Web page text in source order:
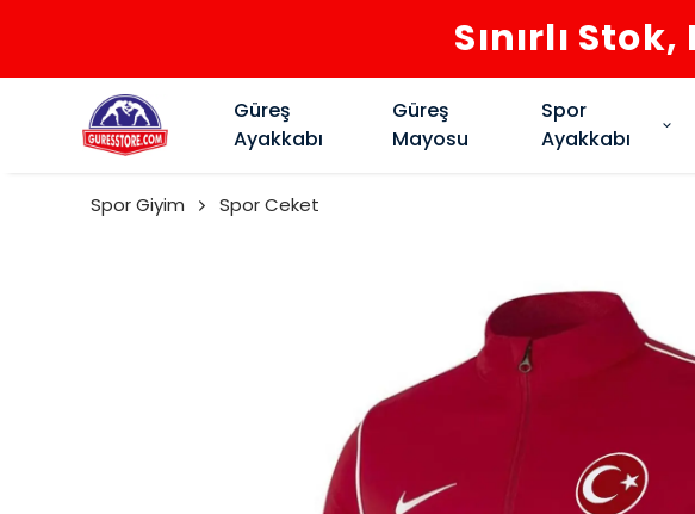
Sınırlı
Güreş
Ayakkabı
Güreş
Mayosu
Spor
Ayakkabı
Spor Giyim Spor Ceket